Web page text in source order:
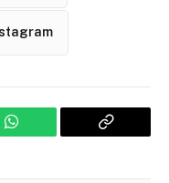
WhatsApp
Copy